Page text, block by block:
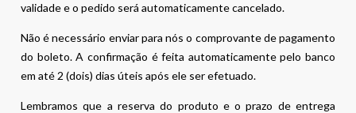
validade e o pedido será automaticamente cancelado.
Não é necessário enviar para nós o comprovante de pagamento
do boleto. A confirmação é feita automaticamente pelo banco
em até 2 (dois) dias úteis após ele ser efetuado.
Lembramos que a reserva do produto e o prazo de entrega